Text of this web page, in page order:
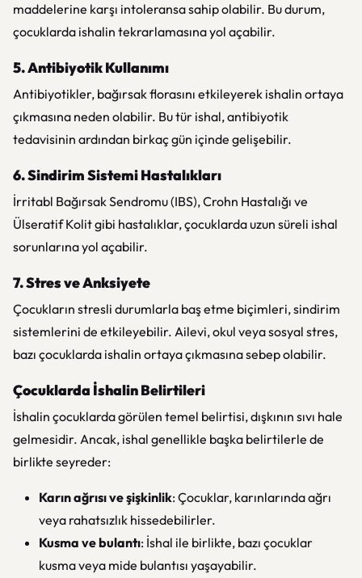
maddelerine karşı intoleransa sahip olabilir. Bu durum,
çocuklarda ishalin tekrarlamasına yol açabilir.
5. Antibiyotik Kullanımı
Antibiyotikler, bağırsak florasını etkileyerek ishalin ortaya
çıkmasına neden olabilir. Bu tür ishal, antibiyotik
tedavisinin ardından birkaç gün içinde gelişebilir.
6. Sindirim Sistemi Hastalıkları
İrritabl Bağırsak Sendromu (IBS), Crohn Hastalığı ve
Ülseratif Kolit gibi hastalıklar, çocuklarda uzun süreli ishal
sorunlarına yol açabilir.
7. Stres ve Anksiyete
Çocukların stresli durumlarla baş etme biçimleri, sindirim
sistemlerini de etkileyebilir. Ailevi, okul veya sosyal stres,
bazı çocuklarda ishalin ortaya çıkmasına sebep olabilir.
Çocuklarda İshalin Belirtileri
İshalin çocuklarda görülen temel belirtisi, dışkının sıvı hale
gelmesidir. Ancak, ishal genellikle başka belirtilerle de
birlikte seyreder:
Karın ağrısı ve şişkinlik: Çocuklar, karınlarında ağrı
veya rahatsızlık hissedebilirler.
Kusma ve bulantı: İshal ile birlikte, bazı çocuklar
kusma veya mide bulantısı yaşayabilir.